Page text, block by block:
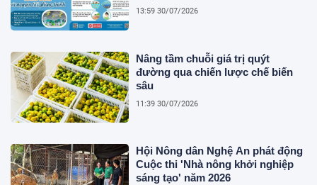
13:59 30/07/2026
Nâng tầm chuỗi giá trị quýt
đường qua chiến lược chế biến
sâu
11:39 30/07/2026
Hội Nông dân Nghệ An phát động
Cuộc thi 'Nhà nông khởi nghiệp
sáng tạo' năm 2026